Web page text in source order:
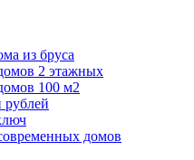
из бруса
2 этажных
100 м2
рублей
домов